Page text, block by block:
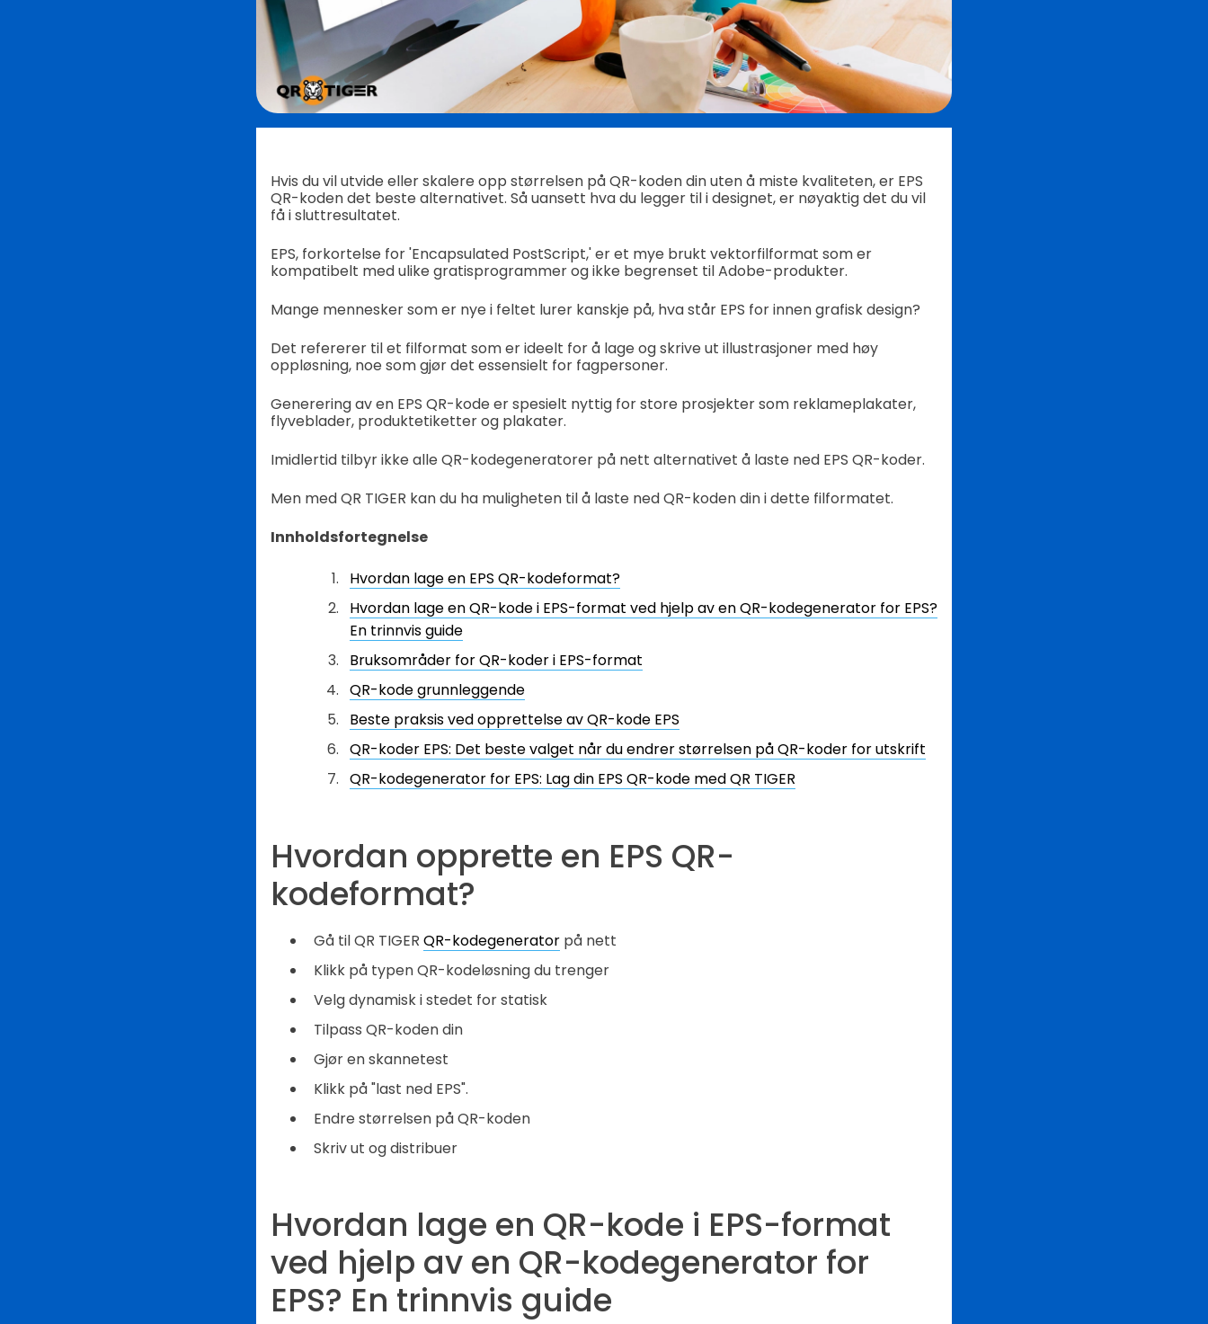
Hvis du vil utvide eller skalere opp størrelsen på QR-koden din uten å miste kvaliteten, er EPS
QR-koden det beste alternativet. Så uansett hva du legger til i designet, er nøyaktig det du vil
få i sluttresultatet.
EPS, forkortelse for 'Encapsulated PostScript,' er et mye brukt vektorfilformat som er
kompatibelt med ulike gratisprogrammer og ikke begrenset til Adobe-produkter.
Mange mennesker som er nye i feltet lurer kanskje på, hva står EPS for innen grafisk design?
Det refererer til et filformat som er ideelt for å lage og skrive ut illustrasjoner med høy
oppløsning, noe som gjør det essensielt for fagpersoner.
Generering av en EPS QR-kode er spesielt nyttig for store prosjekter som reklameplakater,
flyveblader, produktetiketter og plakater.
Imidlertid tilbyr ikke alle QR-kodegeneratorer på nett alternativet å laste ned EPS QR-koder.
Men med QR TIGER kan du ha muligheten til å laste ned QR-koden din i dette filformatet.
Innholdsfortegnelse
Hvordan lage en EPS QR-kodeformat?
Hvordan lage en QR-kode i EPS-format ved hjelp av en QR-kodegenerator for EPS?
En trinnvis guide
Bruksområder for QR-koder i EPS-format
QR-kode grunnleggende
Beste praksis ved opprettelse av QR-kode EPS
QR-koder EPS: Det beste valget når du endrer størrelsen på QR-koder for utskrift
QR-kodegenerator for EPS: Lag din EPS QR-kode med QR TIGER
Hvordan opprette en EPS QR-
kodeformat?
Gå til QR TIGER QR-kodegeneratorpå nett
Klikk på typen QR-kodeløsning du trenger
Velg dynamisk i stedet for statisk
Tilpass QR-koden din
Gjør en skannetest
Klikk på "last ned EPS".
Endre størrelsen på QR-koden
Skriv ut og distribuer
Hvordan lage en QR-kode i EPS-format
ved hjelp av en QR-kodegenerator for
EPS? En trinnvis guide